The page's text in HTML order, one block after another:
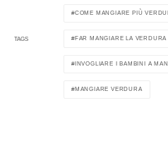
TAGS
COME MANGIARE PIÙ
FAR MANGIARE LA VERDURA
INVOGLIARE I BAMBINI A
MANGIARE VERDURA